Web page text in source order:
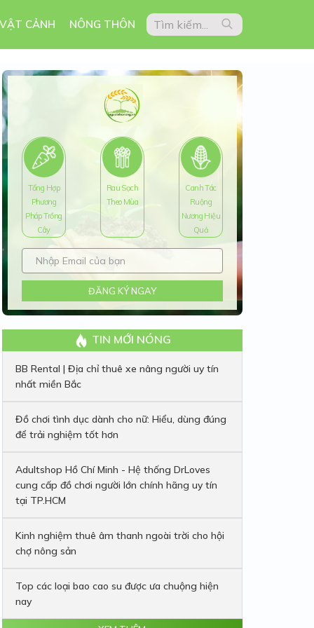
CẢNH NÔNG THÔN
Tổng Hợp
Phương
Pháp Trồng
Cây
Rau Sạch
Theo Mùa
Canh Tác
Ruộng
Nương Hiệu
Quả
ĐĂNG KÝ NGAY
TIN MỚI NÓNG
BB Rental | Địa chỉ thuê xe nâng người uy tín
nhất miền Bắc
Đồ chơi tình dục dành cho nữ: Hiểu, dùng đúng
để trải nghiệm tốt hơn
Adultshop Hồ Chí Minh - Hệ thống DrLoves
cung cấp đồ chơi người lớn chính hãng uy tín
tại TP.HCM
Kinh nghiệm thuê âm thanh ngoài trời cho hội
chợ nông sản
Top các loại bao cao su được ưa chuộng hiện
nay